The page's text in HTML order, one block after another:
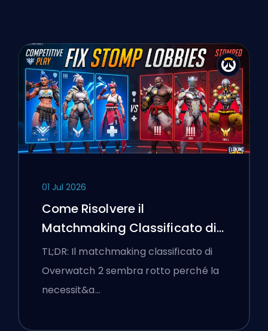
01 Jul 2026
Come Risolvere il
Matchmaking Classificato di
Overwatch 2 e le Lobby a
Senso Unico
TL;DR: Il matchmaking classificato di
Overwatch 2 sembra rotto perché la
necessit&a…